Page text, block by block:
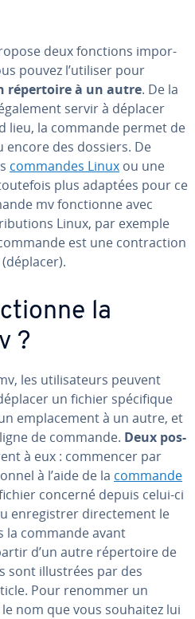
deux fonctions im­por­
pouvez l’utiliser pour
ré­per­toire à un autre. De la
servir à déplacer
lieu, la commande permet de
des dossiers. De
commandes Linux ou une
plus adaptées pour ce
mv fonc­tionne avec
Linux, par exemple
est une con­trac­tion
la
?
les uti­li­sa­teurs peuvent
un fichier spé­ci­fique
em­pla­ce­ment à un autre, et
de commande. Deux pos­
à eux : commencer par
à l’aide de la commande
concerné depuis celui-ci
en­re­gis­trer di­rec­te­ment le
la commande avant
d’un autre ré­per­toire de
sont il­lus­trées par des
Pour renommer un
nom que vous souhaitez lui